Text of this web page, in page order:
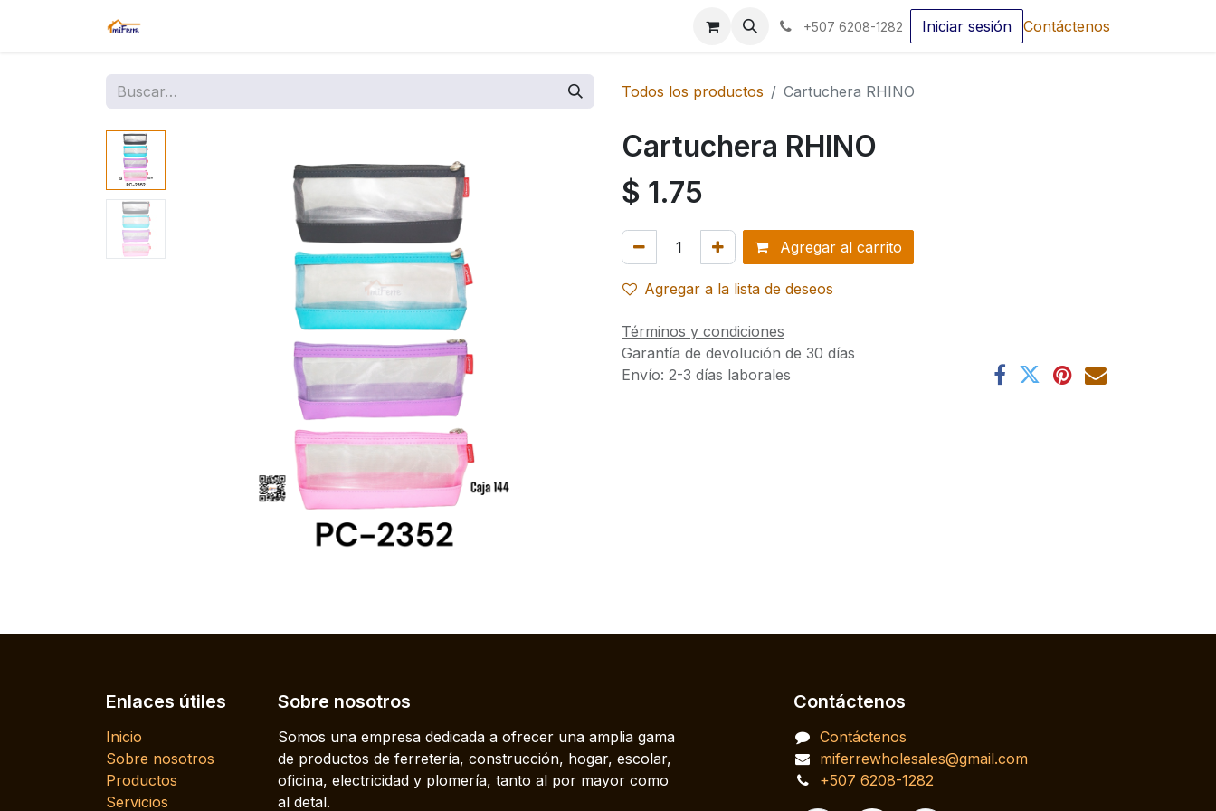
+507 6208-1282 Iniciar sesión Contáctenos
Todos los productos Cartuchera RHINO
Cartuchera RHINO
$ 1.75
Agregar al carrito
Agregar a la lista de deseos
Términos y condiciones
Garantía de devolución de 30 días
Envío: 2-3 días laborales
Enlaces útiles
Inicio
Sobre nosotros
Productos
Servicios
Sobre nosotros
Somos una empresa dedicada a ofrecer una amplia gama
de productos de ferretería, construcción, hogar, escolar,
oficina, electricidad y plomería, tanto al por mayor como
al detal.
Contáctenos
Contáctenos
miferrewholesales@gmail.com
+507 6208-1282